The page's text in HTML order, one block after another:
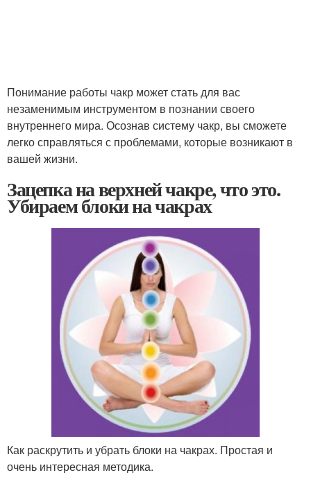
Понимание работы чакр может стать для вас
незаменимым инструментом в познании своего
внутреннего мира. Осознав систему чакр, вы сможете
легко справляться с проблемами, которые возникают в
вашей жизни.
Зацепка на верхней чакре, что это.
Убираем блоки на чакрах
Как раскрутить и убрать блоки на чакрах. Простая и
очень интересная методика.